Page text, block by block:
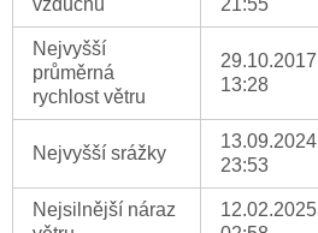
vzduchu
21:55
Nejvyšší
průměrná
rychlost větru
29.10.2017
13:28
Nejvyšší srážky
13.09.2024
23:53
Nejsilnější náraz
12.02.2025